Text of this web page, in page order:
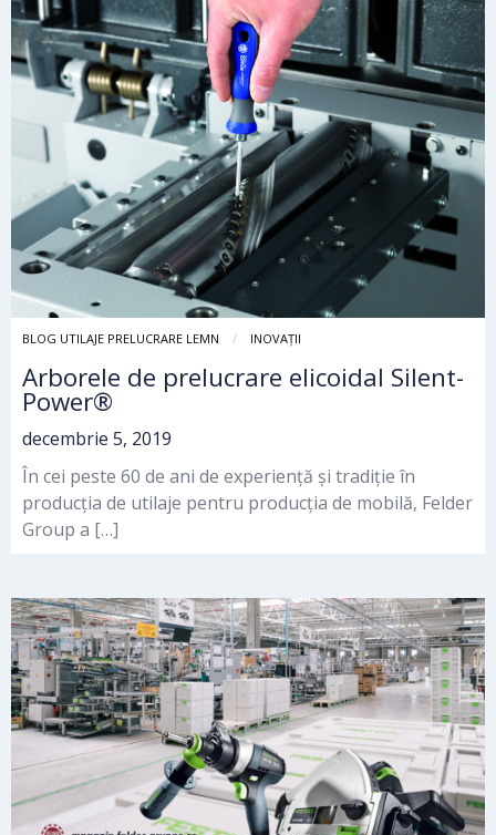
BLOG UTILAJE PRELUCRARE LEMN INOVAȚII
Arborele de prelucrare elicoidal Silent-
Power®
decembrie 5, 2019
În cei peste 60 de ani de experiență și tradiție în
producția de utilaje pentru producția de mobilă, Felder
Group a […]